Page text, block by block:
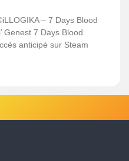
– 7 Days Blood
Genest 7 Days Blood
anticipé sur Steam